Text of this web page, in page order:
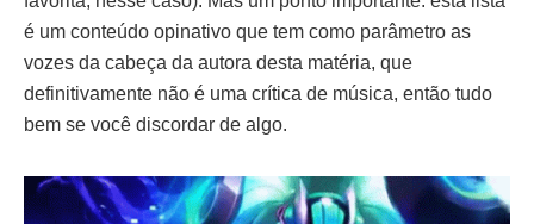
é um conteúdo opinativo que tem como parâmetro as
vozes da cabeça da autora desta matéria, que
definitivamente não é uma crítica de música, então tudo
bem se você discordar de algo.